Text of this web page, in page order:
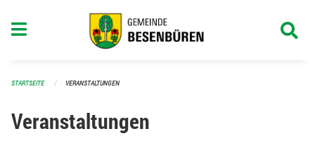
STARTSEITE VERANSTALTUNGEN
Veranstaltungen